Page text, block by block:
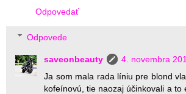
Odpovedať
Odpovede
saveonbeauty
4. novembra
Ja som mala rada líniu pre blond
kofeínovú, tie naozaj účinkovali a to